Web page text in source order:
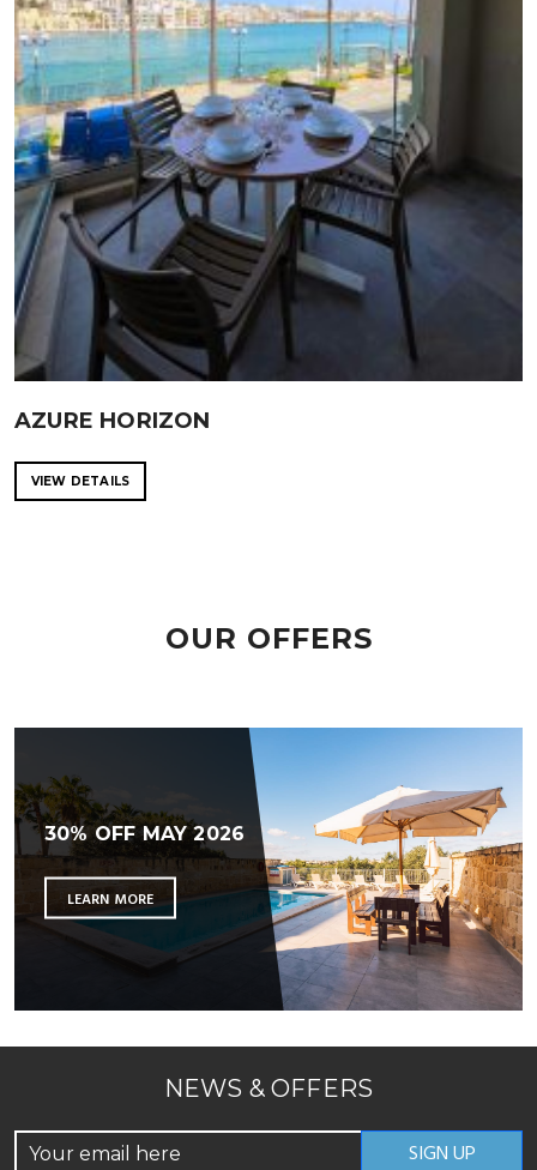
AZURE HORIZON
VIEW DETAILS
OUR OFFERS
30% OFF MAY 2026
LEARN MORE
NEWS & OFFERS